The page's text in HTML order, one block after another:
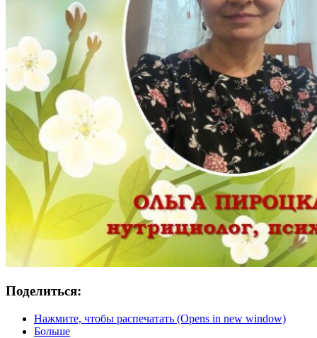
Поделиться:
Нажмите, чтобы распечатать (Opens in new window)
Больше